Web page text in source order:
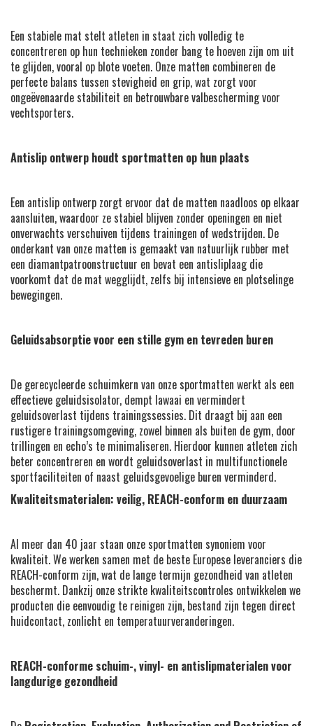
Een stabiele mat stelt atleten in staat zich volledig te
concentreren op hun technieken zonder bang te hoeven zijn om uit
te glijden, vooral op blote voeten. Onze matten combineren de
perfecte balans tussen stevigheid en grip, wat zorgt voor
ongeëvenaarde stabiliteit en betrouwbare valbescherming voor
vechtsporters.
Antislip ontwerp houdt sportmatten op hun plaats
Een antislip ontwerp zorgt ervoor dat de matten naadloos op elkaar
aansluiten, waardoor ze stabiel blijven zonder openingen en niet
onverwachts verschuiven tijdens trainingen of wedstrijden. De
onderkant van onze matten is gemaakt van natuurlijk rubber met
een diamantpatroonstructuur en bevat een antisliplaag die
voorkomt dat de mat wegglijdt, zelfs bij intensieve en plotselinge
bewegingen.
Geluidsabsorptie voor een stille gym en tevreden buren
De gerecycleerde schuimkern van onze sportmatten werkt als een
effectieve geluidsisolator, dempt lawaai en vermindert
geluidsoverlast tijdens trainingssessies. Dit draagt bij aan een
rustigere trainingsomgeving, zowel binnen als buiten de gym, door
trillingen en echo’s te minimaliseren. Hierdoor kunnen atleten zich
beter concentreren en wordt geluidsoverlast in multifunctionele
sportfaciliteiten of naast geluidsgevoelige buren verminderd.
Kwaliteitsmaterialen: veilig, REACH-conform en duurzaam
Al meer dan 40 jaar staan onze sportmatten synoniem voor
kwaliteit. We werken samen met de beste Europese leveranciers die
REACH-conform zijn, wat de lange termijn gezondheid van atleten
beschermt. Dankzij onze strikte kwaliteitscontroles ontwikkelen we
producten die eenvoudig te reinigen zijn, bestand zijn tegen direct
huidcontact, zonlicht en temperatuurveranderingen.
REACH-conforme schuim-, vinyl- en antislipmaterialen voor
langdurige gezondheid